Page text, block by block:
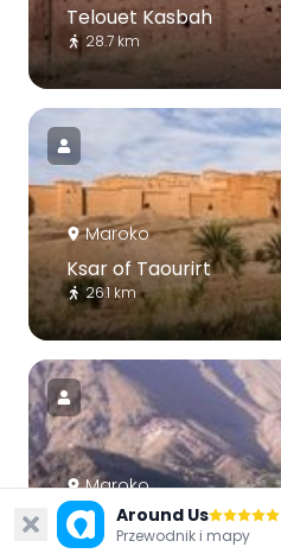
Telouet Kasbah
28.7 km
Maroko
Ksar of Taourirt
26.1 km
Maroko
Park Narodowy Tubkalu
67.2 km
Around Us
Przewodnik i mapy